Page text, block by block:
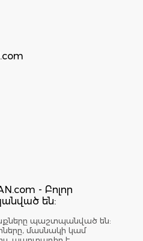
- Բոլոր
են:
պաշտպանված են:
մասնակի կամ